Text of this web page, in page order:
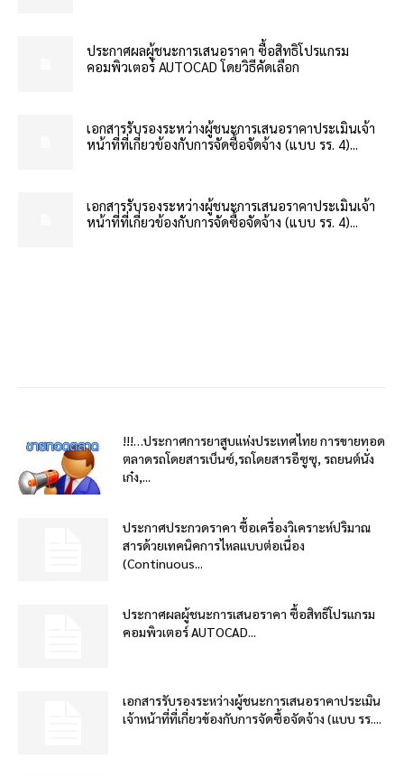
ประกาศผลผู้ชนะการเสนอราคา ซื้อสิทธิโปรแกรม
คอมพิวเตอร์ AUTOCAD โดยวิธีคัดเลือก
เอกสารรับรองระหว่างผู้ชนะการเสนอราคาประเมินเจ้า
หน้าที่ที่เกี่ยวข้องกับการจัดซื้อจัดจ้าง (แบบ รร. 4)...
เอกสารรับรองระหว่างผู้ชนะการเสนอราคาประเมินเจ้า
หน้าที่ที่เกี่ยวข้องกับการจัดซื้อจัดจ้าง (แบบ รร. 4)...
!!!…ประกาศการยาสูบแห่งประเทศไทย การขายทอด
ตลาดรถโดยสารเบ็นซ์,รถโดยสารอีซูซุ, รถยนต์นั่ง
เก๋ง,...
ประกาศประกวดราคา ซื้อเครื่องวิเคราะห์ปริมาณ
สารด้วยเทคนิคการไหลแบบต่อเนื่อง
(Continuous...
ประกาศผลผู้ชนะการเสนอราคา ซื้อสิทธิโปรแกรม
คอมพิวเตอร์ AUTOCAD...
เอกสารรับรองระหว่างผู้ชนะการเสนอราคาประเมิน
เจ้าหน้าที่ที่เกี่ยวข้องกับการจัดซื้อจัดจ้าง (แบบ รร....